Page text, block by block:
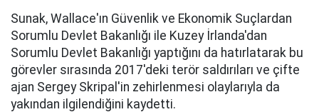
Sunak, Wallace'ın Güvenlik ve Ekonomik Suçlardan
Sorumlu Devlet Bakanlığı ile Kuzey İrlanda'dan
Sorumlu Devlet Bakanlığı yaptığını da hatırlatarak bu
görevler sırasında 2017'deki terör saldırıları ve çifte
ajan Sergey Skripal'in zehirlenmesi olaylarıyla da
yakından ilgilendiğini kaydetti.